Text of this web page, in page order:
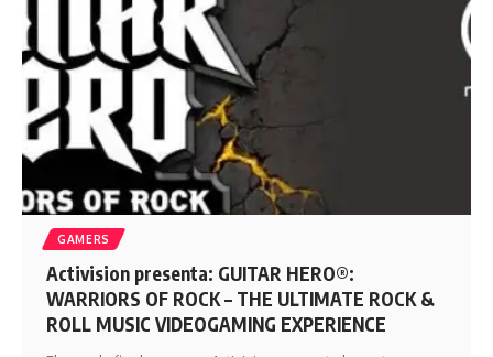
GAMERS
Activision presenta: GUITAR HERO®:
WARRIORS OF ROCK – THE ULTIMATE ROCK &
ROLL MUSIC VIDEOGAMING EXPERIENCE